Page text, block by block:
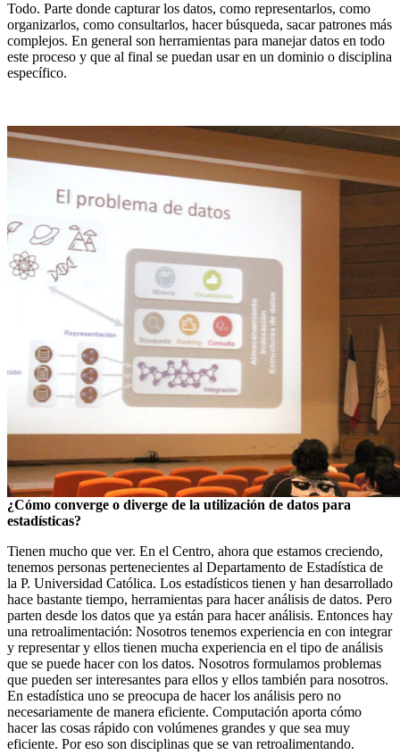
Todo. Parte donde capturar los datos, como representarlos, como
organizarlos, como consultarlos, hacer búsqueda, sacar patrones más
complejos. En general son herramientas para manejar datos en todo
este proceso y que al final se puedan usar en un dominio o disciplina
específico.
¿Cómo converge o diverge de la utilización de datos para
estadísticas?
Tienen mucho que ver. En el Centro, ahora que estamos creciendo,
tenemos personas pertenecientes al Departamento de Estadística de
la P. Universidad Católica. Los estadísticos tienen y han desarrollado
hace bastante tiempo, herramientas para hacer análisis de datos. Pero
parten desde los datos que ya están para hacer análisis. Entonces hay
una retroalimentación: Nosotros tenemos experiencia en con integrar
y representar y ellos tienen mucha experiencia en el tipo de análisis
que se puede hacer con los datos. Nosotros formulamos problemas
que pueden ser interesantes para ellos y ellos también para nosotros.
En estadística uno se preocupa de hacer los análisis pero no
necesariamente de manera eficiente. Computación aporta cómo
hacer las cosas rápido con volúmenes grandes y que sea muy
eficiente. Por eso son disciplinas que se van retroalimentando.